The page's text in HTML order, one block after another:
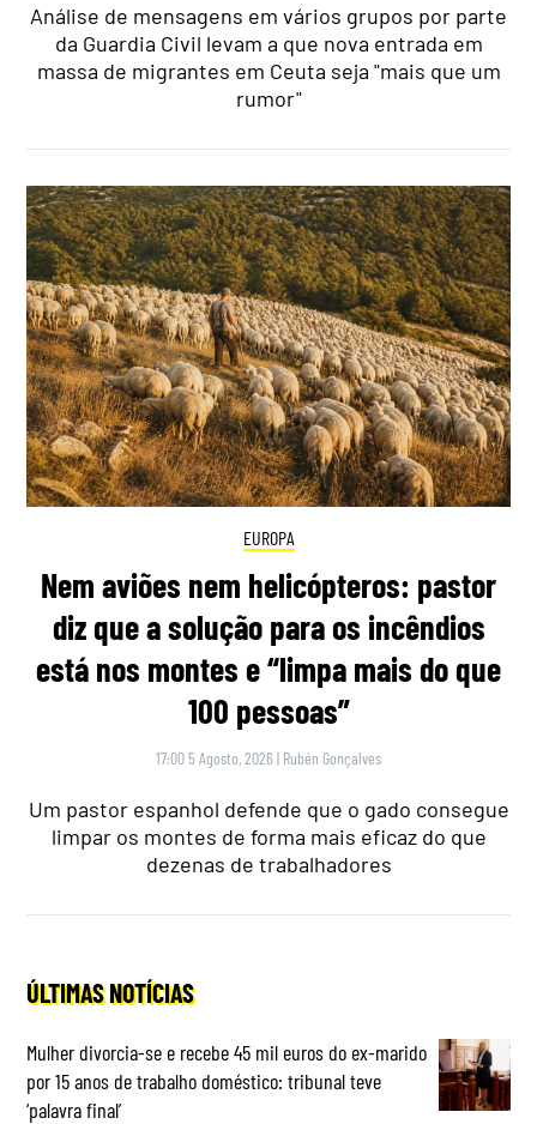
Análise de mensagens em vários grupos por parte
da Guardia Civil levam a que nova entrada em
massa de migrantes em Ceuta seja "mais que um
rumor"
EUROPA
Nem aviões nem helicópteros: pastor
diz que a solução para os incêndios
está nos montes e “limpa mais do que
100 pessoas”
17:00 5 Agosto, 2026 | Rubén Gonçalves
Um pastor espanhol defende que o gado consegue
limpar os montes de forma mais eficaz do que
dezenas de trabalhadores
ÚLTIMAS NOTÍCIAS
Mulher divorcia-se e recebe 45 mil euros do ex-marido
por 15 anos de trabalho doméstico: tribunal teve
‘palavra final’